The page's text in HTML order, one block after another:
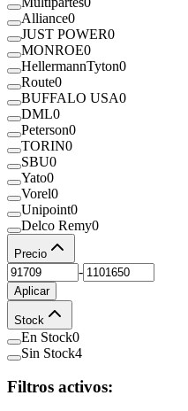
Alliance0
JUST POWER0
MONROE0
HellermannTyton0
Route0
BUFFALO USA0
DML0
Peterson0
TORIN0
SBU0
Yato0
Vorel0
Unipoint0
Delco Remy0
Precio
-
Aplicar
Stock
En Stock0
Sin Stock4
Filtros activos: